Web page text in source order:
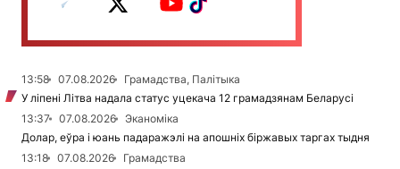
13:58 07.08.2026
Грамадства, Палітыка
У ліпені Літва надала статус уцекача 12 грамадзянам Беларусі
13:37
07.08.2026
Эканоміка
Долар, еўра і юань падаражэлі на апошніх біржавых таргах тыдня
13:18
07.08.2026
Грамадства